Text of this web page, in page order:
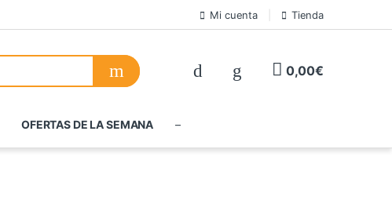
Mi cuenta Tienda
0,00€
OFERTAS DE LA SEMANA –